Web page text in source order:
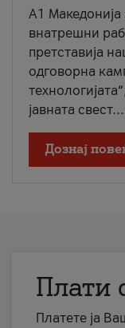
A1
внатрешни
претставија
одговорна
јавната свест...
Дознај
Плати
Платете ја